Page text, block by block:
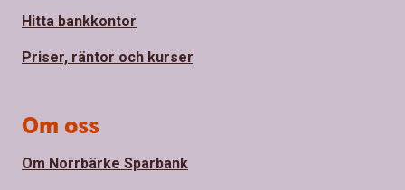
Hitta bankkontor
Priser, räntor och kurser
Om oss
Om Norrbärke Sparbank